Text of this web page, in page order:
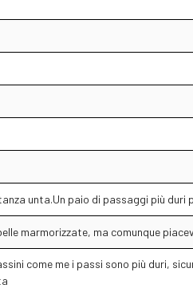
unta.Un paio di passaggi più duri
marmorizzate, ma comunque
come me i passi sono più duri,